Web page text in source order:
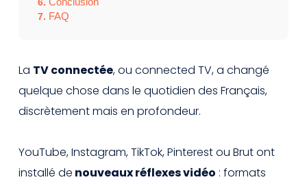
7. FAQ
La TV connectée, ou connected TV, a changé
quelque chose dans le quotidien des Français,
discrètement mais en profondeur.
YouTube, Instagram, TikTok, Pinterest ou Brut ont
installé de nouveaux réflexes vidéo : formats